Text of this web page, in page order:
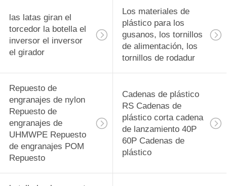
las latas giran el
torcedor la botella el
inversor el inversor
el girador
Los materiales de
plástico para los
gusanos, los tornillos
de alimentación, los
tornillos de rodadur
Repuesto de
engranajes de nylon
Repuesto de
engranajes de
UHMWPE Repuesto
de engranajes POM
Repuesto
Cadenas de plástico
RS Cadenas de
plástico corta cadena
de lanzamiento 40P
60P Cadenas de
plástico